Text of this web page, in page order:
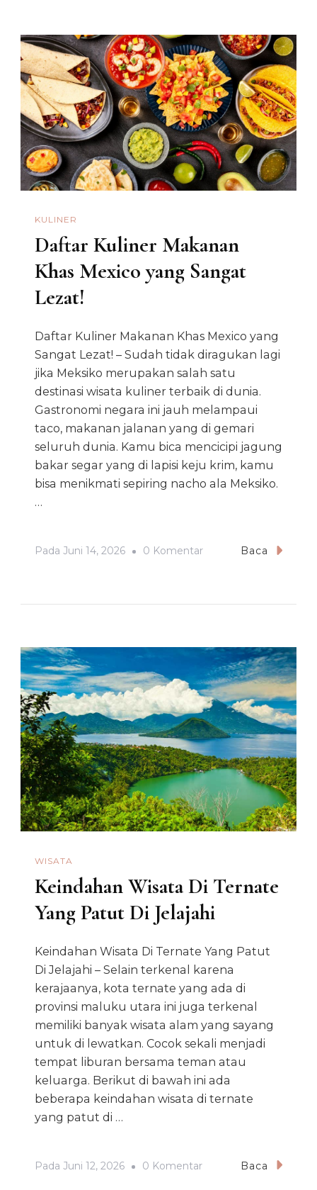
Pematang
Siantar
KULINER
Daftar Kuliner Makanan
Khas Mexico yang Sangat
Lezat!
Daftar Kuliner Makanan Khas Mexico yang
Sangat Lezat! – Sudah tidak diragukan lagi
jika Meksiko merupakan salah satu
destinasi wisata kuliner terbaik di dunia.
Gastronomi negara ini jauh melampaui
taco, makanan jalanan yang di gemari
seluruh dunia. Kamu bica mencicipi jagung
bakar segar yang di lapisi keju krim, kamu
bisa menikmati sepiring nacho ala Meksiko.
…
Pada Juni 14, 2026 0 KomentarPada
Mexico
Yang
Sangat
Lezat!
Baca
WISATA
Keindahan Wisata Di Ternate
Yang Patut Di Jelajahi
Keindahan Wisata Di Ternate Yang Patut
Di Jelajahi – Selain terkenal karena
kerajaanya, kota ternate yang ada di
provinsi maluku utara ini juga terkenal
memiliki banyak wisata alam yang sayang
untuk di lewatkan. Cocok sekali menjadi
tempat liburan bersama teman atau
keluarga. Berikut di bawah ini ada
beberapa keindahan wisata di ternate
yang patut di …
Pada Juni 12, 2026 0 KomentarPada
Baca